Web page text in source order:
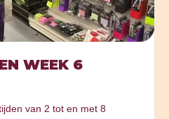
WEEK 6
van 2 tot en met 8